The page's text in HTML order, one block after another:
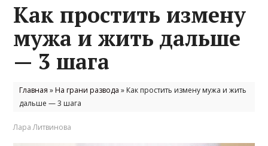
Как простить измену
мужа и жить дальше
— 3 шага
Главная »На грани развода » Как простить измену мужа и жить
дальше — 3 шага
Лара Литвинова